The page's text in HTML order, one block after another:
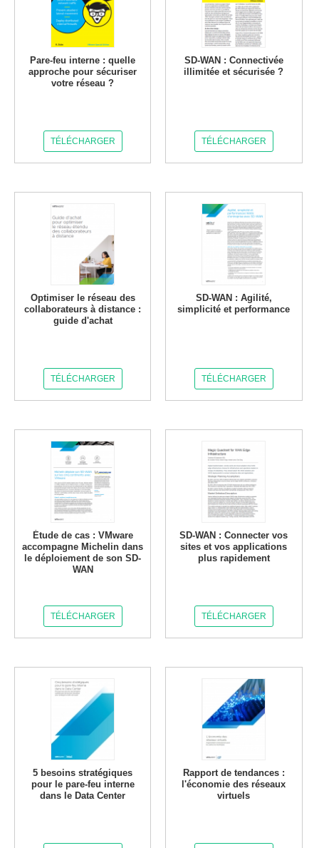
Pare-feu interne : quelle
approche pour sécuriser
votre réseau ?
TÉLÉCHARGER
SD-WAN : Connectivée
illimitée et sécurisée ?
TÉLÉCHARGER
Optimiser le réseau des
collaborateurs à distance :
guide d'achat
TÉLÉCHARGER
SD-WAN : Agilité,
simplicité et performance
TÉLÉCHARGER
Étude de cas : VMware
accompagne Michelin dans
le déploiement de son SD-
WAN
TÉLÉCHARGER
SD-WAN : Connecter vos
sites et vos applications
plus rapidement
TÉLÉCHARGER
5 besoins stratégiques
pour le pare-feu interne
dans le Data Center
Rapport de tendances :
l'économie des réseaux
virtuels